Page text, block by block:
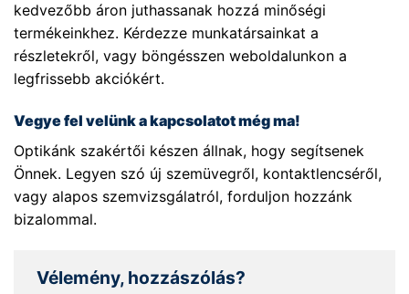
kedvezőbb áron juthassanak hozzá minőségi
termékeinkhez. Kérdezze munkatársainkat a
részletekről, vagy böngésszen weboldalunkon a
legfrissebb akciókért.
Vegye fel velünk a kapcsolatot még ma!
Optikánk szakértői készen állnak, hogy segítsenek
Önnek. Legyen szó új szemüvegről, kontaktlencséről,
vagy alapos szemvizsgálatról, forduljon hozzánk
bizalommal.
Vélemény, hozzászólás?